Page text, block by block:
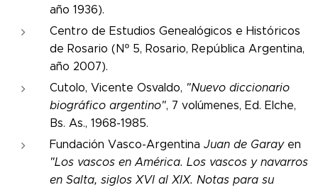
año 1936).
Centro de Estudios Genealógicos e Históricos
de Rosario (Nº 5, Rosario, República Argentina,
año 2007).
Cutolo, Vicente Osvaldo, "Nuevo diccionario
biográfico argentino", 7 volúmenes, Ed. Elche,
Bs. As., 1968-1985.
Fundación Vasco-Argentina Juan de Garayen
"Los vascos en América. Los vascos y navarros
en Salta, siglos XVI al XIX. Notas para su